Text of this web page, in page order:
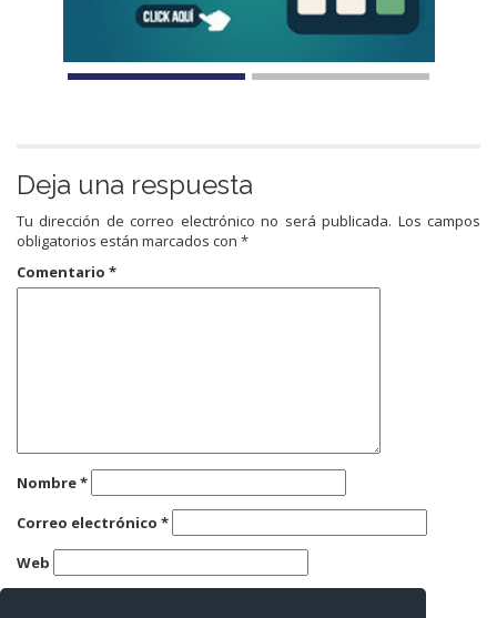
Deja una respuesta
Tu dirección de correo electrónico no será publicada. Los campos
obligatorios están marcados con *
Comentario *
Nombre*
Correo electrónico *
Web